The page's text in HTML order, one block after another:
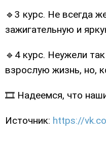
🔹3 курс. Не всегда
зажигательную и
🔹4 курс. Неужели
взрослую жизнь, но,
🎞 Надеемся, что наши
Источник: https://